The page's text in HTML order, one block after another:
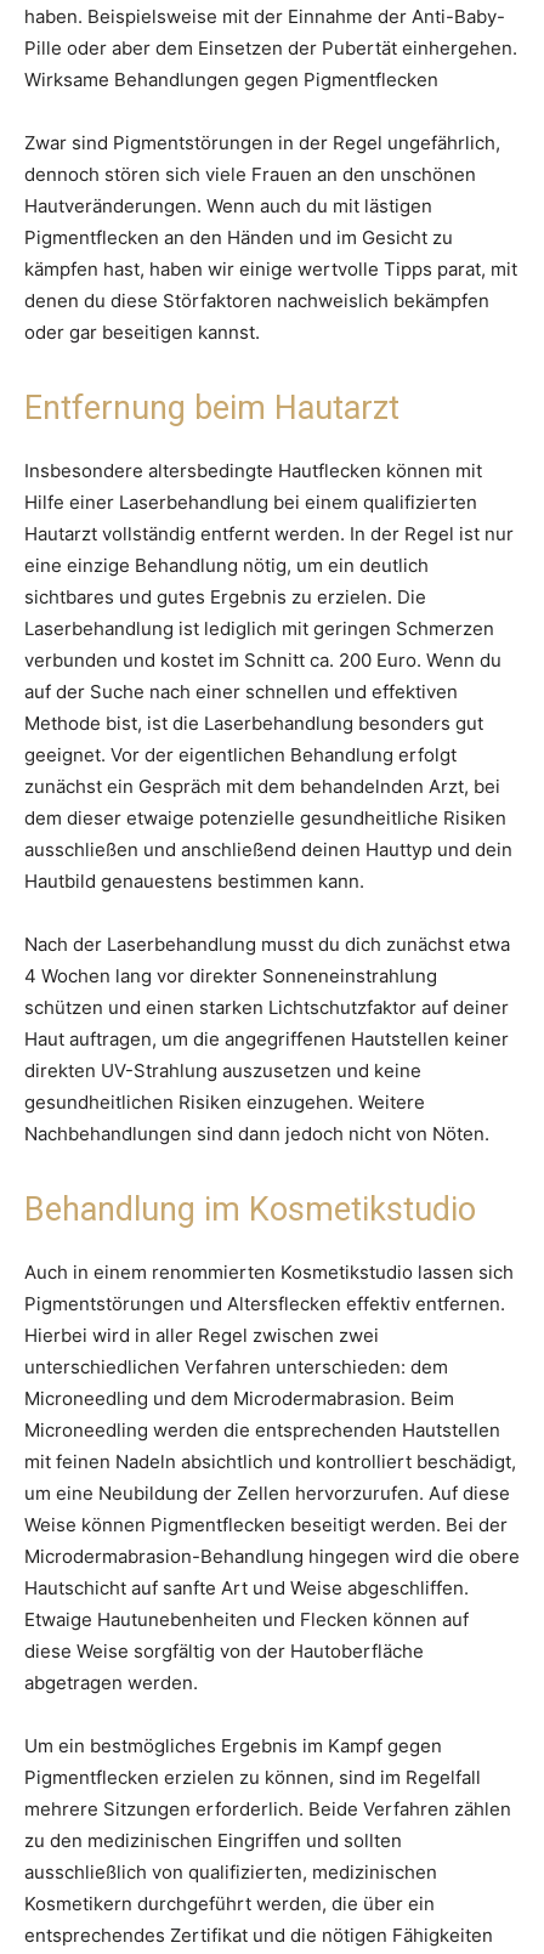
haben. Beispielsweise mit der Einnahme der Anti-Baby-
Pille oder aber dem Einsetzen der Pubertät einhergehen.
Wirksame Behandlungen gegen Pigmentflecken
Zwar sind Pigmentstörungen in der Regel ungefährlich,
dennoch stören sich viele Frauen an den unschönen
Hautveränderungen. Wenn auch du mit lästigen
Pigmentflecken an den Händen und im Gesicht zu
kämpfen hast, haben wir einige wertvolle Tipps parat, mit
denen du diese Störfaktoren nachweislich bekämpfen
oder gar beseitigen kannst.
Entfernung beim Hautarzt
Insbesondere altersbedingte Hautflecken können mit
Hilfe einer Laserbehandlung bei einem qualifizierten
Hautarzt vollständig entfernt werden. In der Regel ist nur
eine einzige Behandlung nötig, um ein deutlich
sichtbares und gutes Ergebnis zu erzielen. Die
Laserbehandlung ist lediglich mit geringen Schmerzen
verbunden und kostet im Schnitt ca. 200 Euro. Wenn du
auf der Suche nach einer schnellen und effektiven
Methode bist, ist die Laserbehandlung besonders gut
geeignet. Vor der eigentlichen Behandlung erfolgt
zunächst ein Gespräch mit dem behandelnden Arzt, bei
dem dieser etwaige potenzielle gesundheitliche Risiken
ausschließen und anschließend deinen Hauttyp und dein
Hautbild genauestens bestimmen kann.
Nach der Laserbehandlung musst du dich zunächst etwa
4 Wochen lang vor direkter Sonneneinstrahlung
schützen und einen starken Lichtschutzfaktor auf deiner
Haut auftragen, um die angegriffenen Hautstellen keiner
direkten UV-Strahlung auszusetzen und keine
gesundheitlichen Risiken einzugehen. Weitere
Nachbehandlungen sind dann jedoch nicht von Nöten.
Behandlung im Kosmetikstudio
Auch in einem renommierten Kosmetikstudio lassen sich
Pigmentstörungen und Altersflecken effektiv entfernen.
Hierbei wird in aller Regel zwischen zwei
unterschiedlichen Verfahren unterschieden: dem
Microneedling und dem Microdermabrasion. Beim
Microneedling werden die entsprechenden Hautstellen
mit feinen Nadeln absichtlich und kontrolliert beschädigt,
um eine Neubildung der Zellen hervorzurufen. Auf diese
Weise können Pigmentflecken beseitigt werden. Bei der
Microdermabrasion-Behandlung hingegen wird die obere
Hautschicht auf sanfte Art und Weise abgeschliffen.
Etwaige Hautunebenheiten und Flecken können auf
diese Weise sorgfältig von der Hautoberfläche
abgetragen werden.
Um ein bestmögliches Ergebnis im Kampf gegen
Pigmentflecken erzielen zu können, sind im Regelfall
mehrere Sitzungen erforderlich. Beide Verfahren zählen
zu den medizinischen Eingriffen und sollten
ausschließlich von qualifizierten, medizinischen
Kosmetikern durchgeführt werden, die über ein
entsprechendes Zertifikat und die nötigen Fähigkeiten